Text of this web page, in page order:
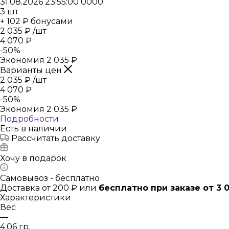
3 шт
+ 102 ₽ бонусами
2 035 ₽ /шт
4 070 ₽
-50%
Экономия 2 035 ₽
Варианты цен
2 035 ₽ /шт
4 070 ₽
-50%
Экономия 2 035 ₽
Подробности
Есть в наличии
Рассчитать доставку
Хочу в подарок
Самовывоз - бесплатно
Доставка от 200 ₽ или бесплатно при заказе от 3
Характеристики
Вес
—
4.06 гр.